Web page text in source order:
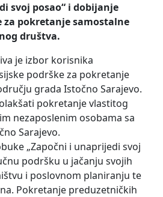
svoj posao“ i dobijanje
pokretanje samostalne
društva.
je izbor korisnika
podrške za pokretanje
grada Istočno Sarajevo.
pokretanje vlastitog
nezaposlenim osobama sa
Sarajevo.
„Započni i unaprijedi svoj
podršku u jačanju svojih
i poslovnom planiranju te
Pokretanje preduzetničkih